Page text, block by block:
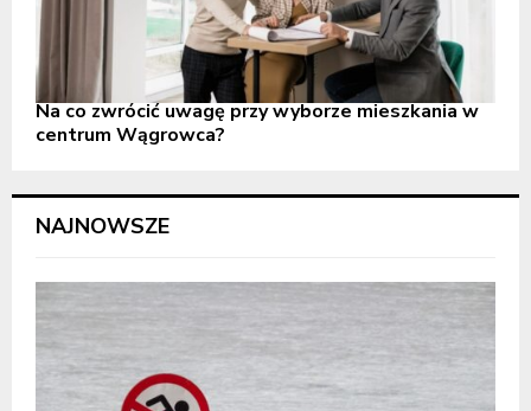
Na co zwrócić uwagę przy wyborze mieszkania w
centrum Wągrowca?
NAJNOWSZE